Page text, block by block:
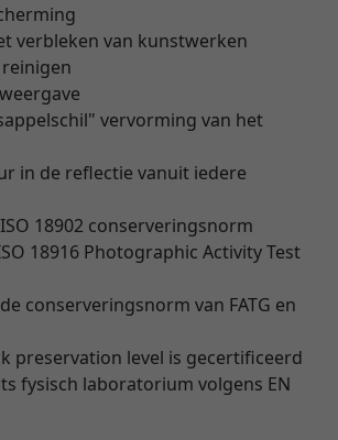
verbleken van kunstwerken
vervorming van het
in de reflectie vanuit iedere
18902 conserveringsnorm
18916 Photographic Activity Test
conserveringsnorm van FATG en
preservation level is gecertificeerd
fysisch laboratorium volgens EN